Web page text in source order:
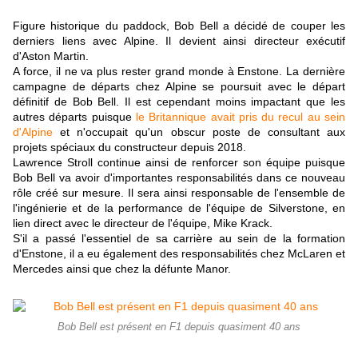
Figure historique du paddock, Bob Bell a décidé de couper les
derniers liens avec Alpine. Il devient ainsi directeur exécutif
d'Aston Martin.
A force, il ne va plus rester grand monde à Enstone. La dernière
campagne de départs chez Alpine se poursuit avec le départ
définitif de Bob Bell. Il est cependant moins impactant que les
autres départs puisque le Britannique avait pris du recul au sein
d'Alpine et n'occupait qu'un obscur poste de consultant aux
projets spéciaux du constructeur depuis 2018.
Lawrence Stroll continue ainsi de renforcer son équipe puisque
Bob Bell va avoir d'importantes responsabilités dans ce nouveau
rôle créé sur mesure. Il sera ainsi responsable de l'ensemble de
l'ingénierie et de la performance de l'équipe de Silverstone, en
lien direct avec le directeur de l'équipe, Mike Krack.
S'il a passé l'essentiel de sa carrière au sein de la formation
d'Enstone, il a eu également des responsabilités chez McLaren et
Mercedes ainsi que chez la défunte Manor.
Bob Bell est présent en F1 depuis quasiment 40 ans